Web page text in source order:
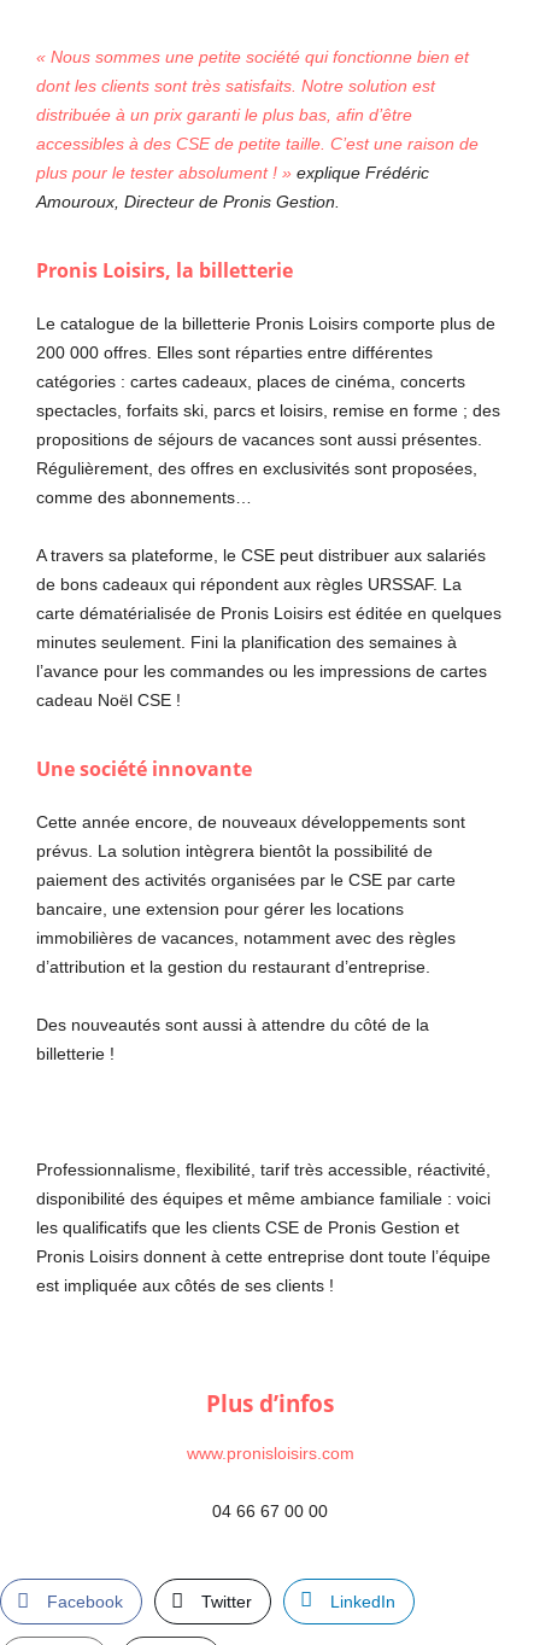
« Nous sommes une petite société qui fonctionne bien et
dont les clients sont très satisfaits. Notre solution est
distribuée à un prix garanti le plus bas, afin d’être
accessibles à des CSE de petite taille. C’est une raison de
plus pour le tester absolument ! » explique Frédéric
Amouroux, Directeur de Pronis Gestion.
Pronis Loisirs, la billetterie
Le catalogue de la billetterie Pronis Loisirs comporte plus de
200 000 offres. Elles sont réparties entre différentes
catégories : cartes cadeaux, places de cinéma, concerts
spectacles, forfaits ski, parcs et loisirs, remise en forme ; des
propositions de séjours de vacances sont aussi présentes.
Régulièrement, des offres en exclusivités sont proposées,
comme des abonnements…
A travers sa plateforme, le CSE peut distribuer aux salariés
de bons cadeaux qui répondent aux règles URSSAF. La
carte dématérialisée de Pronis Loisirs est éditée en quelques
minutes seulement. Fini la planification des semaines à
l’avance pour les commandes ou les impressions de cartes
cadeau Noël CSE !
Une société innovante
Cette année encore, de nouveaux développements sont
prévus. La solution intègrera bientôt la possibilité de
paiement des activités organisées par le CSE par carte
bancaire, une extension pour gérer les locations
immobilières de vacances, notamment avec des règles
d’attribution et la gestion du restaurant d’entreprise.
Des nouveautés sont aussi à attendre du côté de la
billetterie !
Professionnalisme, flexibilité, tarif très accessible, réactivité,
disponibilité des équipes et même ambiance familiale : voici
les qualificatifs que les clients CSE de Pronis Gestion et
Pronis Loisirs donnent à cette entreprise dont toute l’équipe
est impliquée aux côtés de ses clients !
Plus d’infos
www.pronisloisirs.com
04 66 67 00 00
Facebook Twitter LinkedIn